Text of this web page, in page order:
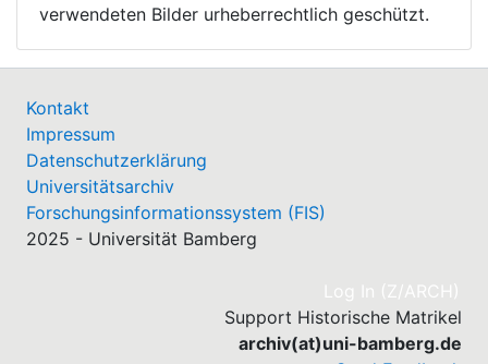
verwendeten Bilder urheberrechtlich geschützt.
Kontakt
Impressum
Datenschutzerklärung
Universitätsarchiv
Forschungsinformationssystem (FIS)
2025 - Universität Bamberg
Log In (Z/ARCH)
Support Historische Matrikel
archiv(at)uni-bamberg.de